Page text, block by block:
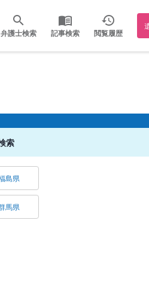
弁護士検索 記事検索 閲覧履歴
索
島県
馬県